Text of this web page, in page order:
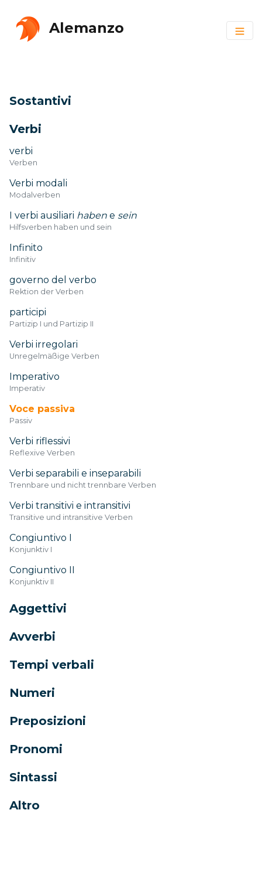
Alemanzo
Sostantivi
Verbi
verbi
Verben
Verbi modali
Modalverben
I verbi ausiliari haben e sein
Hilfsverben haben und sein
Infinito
Infinitiv
governo del verbo
Rektion der Verben
participi
Partizip I und Partizip II
Verbi irregolari
Unregelmäßige Verben
Imperativo
Imperativ
Voce passiva
Passiv
Verbi riflessivi
Reflexive Verben
Verbi separabili e inseparabili
Trennbare und nicht trennbare Verben
Verbi transitivi e intransitivi
Transitive und intransitive Verben
Congiuntivo I
Konjunktiv I
Congiuntivo II
Konjunktiv II
Aggettivi
Avverbi
Tempi verbali
Numeri
Preposizioni
Pronomi
Sintassi
Altro